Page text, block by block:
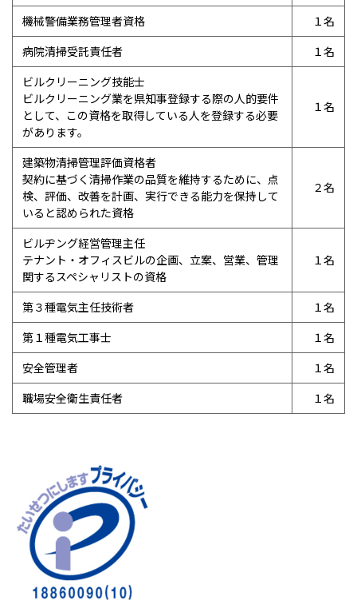
機械警備業務管理者資格
１名
病院清掃受託責任者
１名
ビルクリーニング技能士
ビルクリーニング業を県知事登録する際の人的要件
として、この資格を取得している人を登録する必要
があります。
１名
建築物清掃管理評価資格者
契約に基づく清掃作業の品質を維持するために、点
検、評価、改善を計画、実行できる能力を保持して
いると認められた資格
２名
ビルヂング経営管理主任
テナント・オフィスビルの企画、立案、営業、管理
関するスペシャリストの資格
１名
第３種電気主任技術者
１名
第１種電気工事士
１名
安全管理者
１名
職場安全衛生責任者
１名